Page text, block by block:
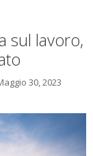
sul lavoro,
30, 2023